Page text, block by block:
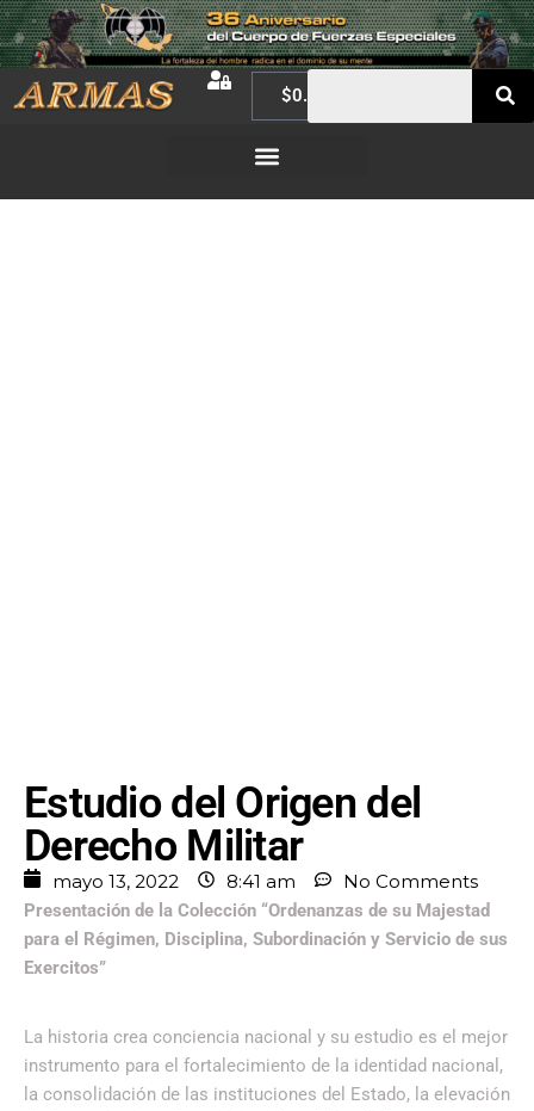
$0.00
Estudio del Origen del
Derecho Militar
mayo 13, 2022 8:41 am No Comments
Presentación de la Colección “Ordenanzas de su Majestad
para el Régimen, Disciplina, Subordinación y Servicio de sus
Exercitos”
La historia crea conciencia nacional y su estudio es el mejor
instrumento para el fortalecimiento de la identidad nacional,
la consolidación de las instituciones del Estado, la elevación